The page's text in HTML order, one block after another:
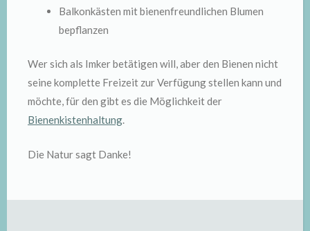
Balkonkästen mit bienenfreundlichen Blumen
bepflanzen
Wer sich als Imker betätigen will, aber den Bienen nicht
seine komplette Freizeit zur Verfügung stellen kann und
möchte, für den gibt es die Möglichkeit der
Bienenkistenhaltung.
Die Natur sagt Danke!